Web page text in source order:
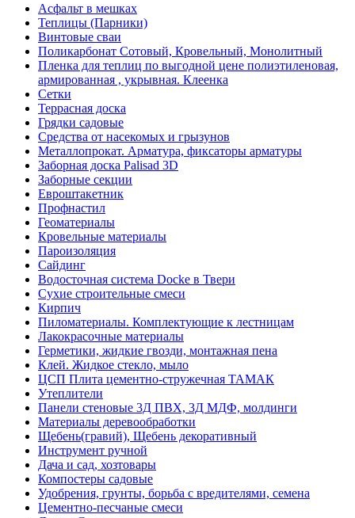
Асфальт в мешках
Теплицы (Парники)
Винтовые сваи
Поликарбонат Сотовый, Кровельный, Монолитный
Пленка для теплиц по выгодной цене полиэтиленовая,
армированная , укрывная. Клеенка
Сетки
Террасная доска
Грядки садовые
Средства от насекомых и грызунов
Металлопрокат. Арматура, фиксаторы арматуры
Заборная доска Palisad 3D
Заборные секции
Евроштакетник
Профнастил
Геоматериалы
Кровельные материалы
Пароизоляция
Сайдинг
Водосточная система Docke в Твери
Сухие строительные смеси
Кирпич
Пиломатериалы. Комплектующие к лестницам
Лакокрасочные материалы
Герметики, жидкие гвозди, монтажная пена
Клей. Жидкое стекло, мыло
ЦСП Плита цементно-стружечная ТАМАК
Утеплители
Панели стеновые 3Д ПВХ, 3Д МДФ, молдинги
Материалы деревообработки
Щебень(гравий), Щебень декоративный
Инструмент ручной
Дача и сад, хозтовары
Компостеры садовые
Удобрения, грунты, борьба с вредителями, семена
Цементно-песчаные смеси